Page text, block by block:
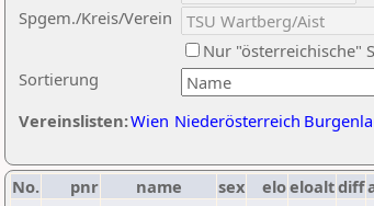
Sortierung
Spgem./Kreis/Verein
Nur "österreichische"
Vereinslisten:Wien Niederösterreich
No. pnr name sex eloeloaltdiff